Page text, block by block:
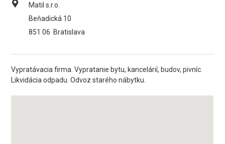
Matil s.r.o.
Beňadická 10
851 06 Bratislava
Vypratávacia firma. Vypratanie bytu, kancelárií, budov, pivníc.
Likvidácia odpadu. Odvoz starého nábytku.